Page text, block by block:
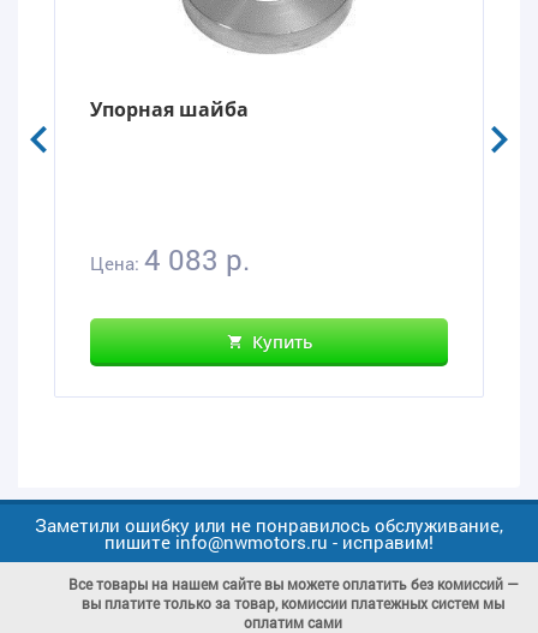
Упорная шайба
Цена: 4 083 р.
Купить
Заметили ошибку или не понравилось обслуживание,
пишите info@nwmotors.ru - исправим!
Все товары на нашем сайте вы можете оплатить без комиссий —
вы платите только за товар, комиссии платежных систем мы
оплатим сами